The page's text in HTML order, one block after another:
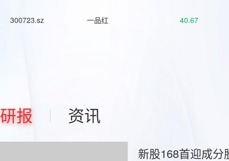
300723.sz 一品红 40.67
研报 资讯
新股168首迎成